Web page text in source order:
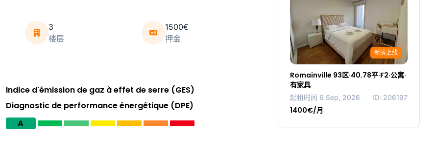
3
楼层
1500€
押金
Indice d'émission de gaz à effet de serre (GES)
Diagnostic de performance énergétique (DPE)
A
新房上线
Romainville 93区·40.78平·F2·公寓·
有家具
起租时间 6 Sep, 2026 ID: 206197
1400€/月